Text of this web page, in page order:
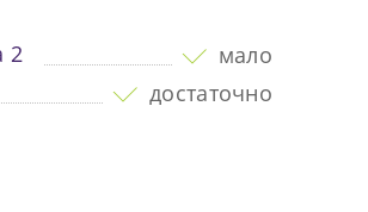
2
мало
достаточно